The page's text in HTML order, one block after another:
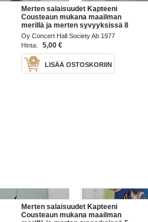
Merten salaisuudet Kapteeni
Cousteaun mukana maailman
merillä ja merten syvyyksissä 8
/77
Oy Concert Hall Society Ab 1977
Hinta:
5,00 €
LISÄÄ OSTOSKORIIN
Merten salaisuudet Kapteeni
Cousteaun mukana maailman